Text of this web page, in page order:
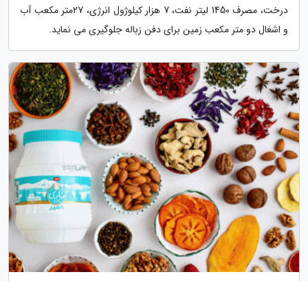
درخت، مصرف 1450 لیتر نفت، 7 هزار کیلوژول انرژی، 27متر مکعب آب
و اشغال دو متر مکعب زمین برای دفن زباله جلوگیری می نماید.